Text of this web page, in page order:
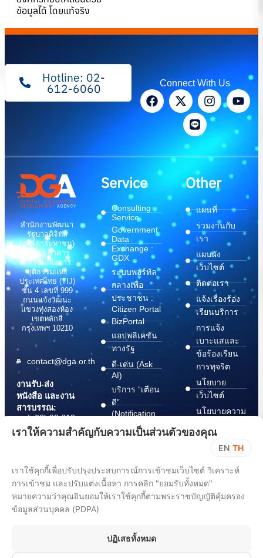
ข้อมูลได้ โดยแท้จริง
Hotline: 02-
612-6060 Connect With Us
สำนักงานพัฒนา
รัฐบาลดิจิทัล
(องค์การมหาชน)
(สพร.) อาคาร
สถาบันเพื่อการ
ยุติธรรมแห่ง
ประเทศไทย (TIJ)
ชั้น 4 เลขที่ 999
ถนนแจ้งวัฒนะ
แขวงทุ่งสองห้อง
เขตหลักสี่
กรุงเทพฯ 10210
contact@dga.or.th
งานรับ-ส่ง
หนังสือ และงาน
สารบรรณ:
(+66) 02 612
6000
saraban@dga.or.th
Center:
(+66) 02 612
6060
Service
Consulting
Service
Government
Data
Exchange :
GDX
ระบบพอร์ทัล
กลางเพื่อ
ประชาชน :
Citizen Portal
BizPortal
แอปพลิเคชัน
ทางรัฐ
ดี-เด่น (Ask
AI)
บริการ “เตือน
ดี”
(Notification
บริการ
(Document
Wallet)
Other
แผนที่
ร่วมงานกับ
เรา
แผนผัง
เว็บไซต์
ติดต่อเรา
แจ้งเรื่องร้อง
เรียนบริการ
การแจ้ง
เบาะแสและ
ข้อร้องเรียน
การทุจริต
นโยบาย
เว็บไซต์
นโยบายความ
ปลอดภัย
สารสนเทศ
เราให้ความสำคัญกับความเป็นส่วนตัวของคุณ
EN TH
เราใช้คุกกี้เพื่อปรับปรุงประสบการณ์การเข้าชมเว็บไซต์ วิเคราะห์
การเข้าชม และปรับแต่งเนื้อหา การคลิก "ยอมรับทั้งหมด"
หมายความว่าคุณยินยอมให้เราใช้คุกกี้ตามพระราชบัญญัติคุ้มครอง
ข้อมูลส่วนบุคคล (PDPA)
ปฏิเสธทั้งหมด